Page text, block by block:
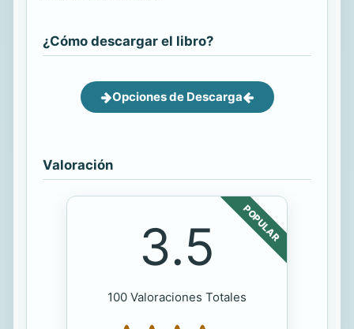
¿Cómo descargar el libro?
Opciones de Descarga
Valoración
POPULAR
3.5
100 Valoraciones Totales